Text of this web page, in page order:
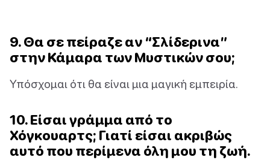
9. Θα σε πείραζε αν “Σλίδερινα”
στην Κάμαρα των Μυστικών σου;
Υπόσχομαι ότι θα είναι μια μαγική εμπειρία.
10. Είσαι γράμμα από το
Χόγκουαρτς; Γιατί είσαι ακριβώς
αυτό που περίμενα όλη μου τη ζωή.